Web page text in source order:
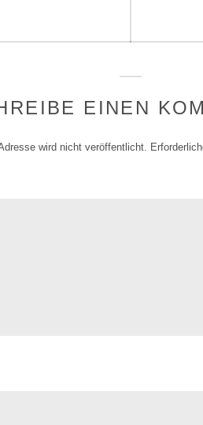
EINEN
wird nicht veröffentlicht.